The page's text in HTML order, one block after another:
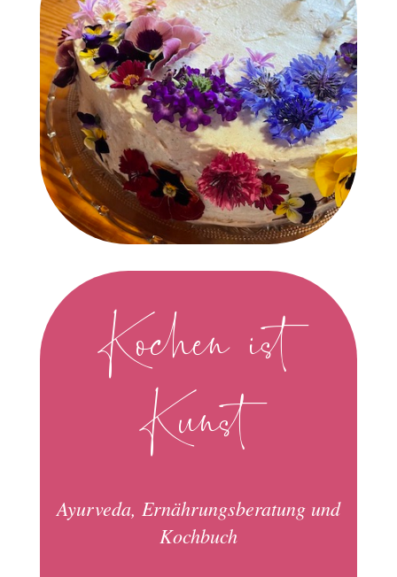
Kochen ist
Kunst
Ayurveda, Ernährungsberatung und
Kochbuch